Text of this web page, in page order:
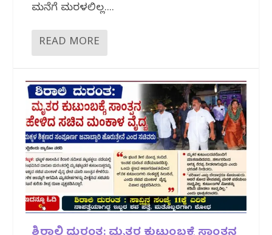
ಮನೆಗೆ ಮರಳಲಿಲ್ಲ....
READ MORE